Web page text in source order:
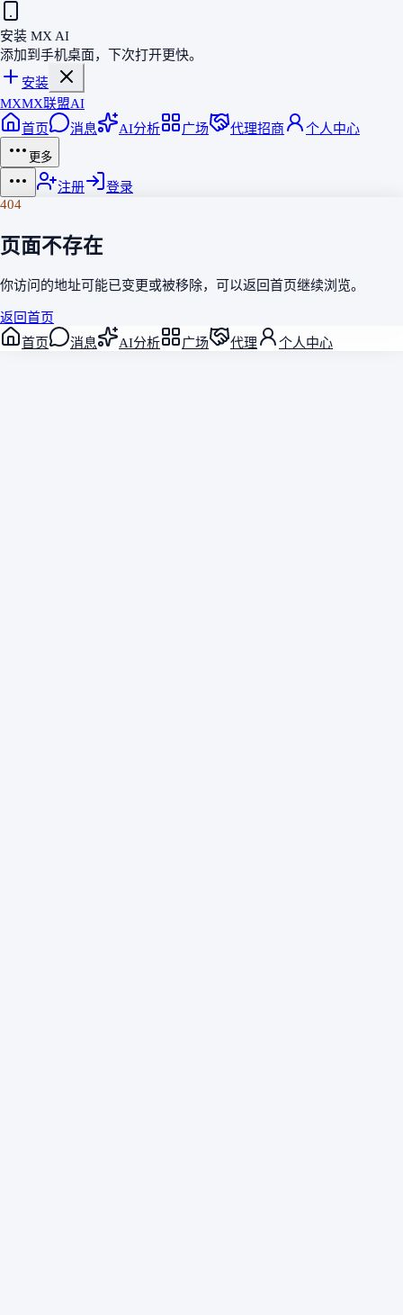
安装 MX AI
添加到手机桌面，下次打开更快。
安装
MXMX联盟AI
首页
消息 AI分析 广场 代理招商 个人中心
更多
注册
登录
404
页面不存在
你访问的地址可能已变更或被移除，可以返回 首页继续浏览。
返回首页
首页
消息 AI分析 广场 代理 个人中心